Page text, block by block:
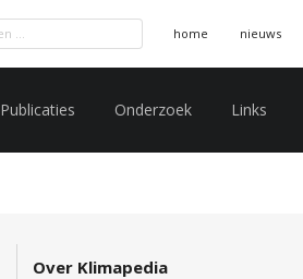
home nieuws
Publicaties Onderzoek Links
Over Klimapedia